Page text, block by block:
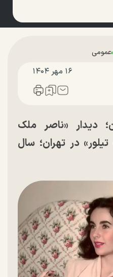
عمومی
۱۶ مهر ۱۴۰۴
دیدار «ناصر ملک
در تهران؛ سال